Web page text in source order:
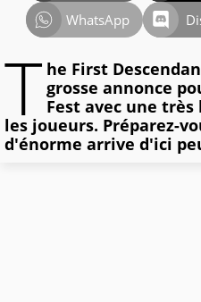
WhatsApp
T he First
grosse annonce
Fest avec une
les joueurs. Préparez-
d'énorme arrive d'ici